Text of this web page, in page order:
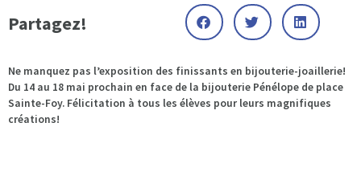
Partagez!
Ne manquez pas l’exposition des finissants en bijouterie-joaillerie!
Du 14 au 18 mai prochain en face de la bijouterie Pénélope de place
Sainte-Foy. Félicitation à tous les élèves pour leurs magnifiques
créations!